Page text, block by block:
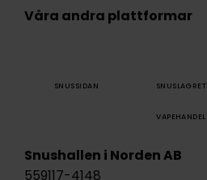
Våra andra plattformar
SNUSSIDAN SNUSLAGRET
VAPEHANDEL
Snushallen i Norden AB
559117-4148